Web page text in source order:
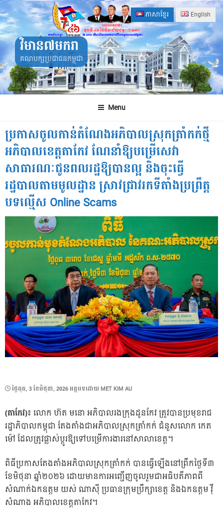
Skip
to
content
ភាសាខ្មែរ English
វិមាន៧មករា
គណបក្សប្រជាជនកម្ពុជា
Menu
ប្រកាសចូលកាន់តំណែងអភិបាលស្រុកត្រាំកក់ថ្មី
អភិបាលខេត្តតាកែវ ណែនាំឱ្យបម្រើសេវា
សាធារណៈជូនពលរដ្ឋឱ្យបានល្អ និងចុះធ្វើ
រដ្ឋបាលតាមមូលដ្ឋាន ស្រាវជ្រាវរកទីតាំងប្រព្រឹត្ត
បទល្មើស Online Scams
POSTED
ថ្ងៃ​ពុធ, 3 ខែ​មិថុនា, 2026អត្ថបទដោយ MET KIM AU
(តាកែវ)៖លោក ហ៊ត មនោ អភិបាលរងក្រុងដូនកែវ ត្រូវបានប្រមុខរាជ
រដ្ឋាភិបាលកម្ពុជា តែងតាំងជាអភិបាលស្រុកត្រាំកក់ ជំនួសលោក កេត
ម៉ៅ ដែលត្រូវផ្លាស់ប្ដូរឱ្យទៅបម្រើការងារនៅសាលាខេត្ត។
ពិធីប្រកាសតែងតាំងអភិបាលស្រុកត្រាំកក់ បានធ្វើឡើងនៅព្រឹកថ្ងៃទី៣
ខែមិថុនា ឆ្នាំ២០២៦ ដោយមានការអញ្ជើញចូលរួមជាអធិបតីភាពពី
សំណាក់ឯកឧត្តម យស់ ណាស៊ី ប្រធានក្រុមប្រឹក្សាខេត្ត និងឯកឧត្តម វ៉ី
សំណាង អភិបាលខេត្តតាកែវ។